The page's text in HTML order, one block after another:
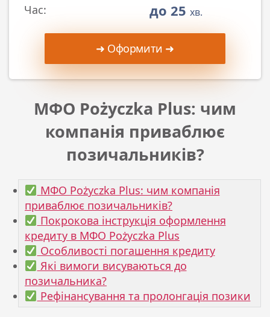
Час: до 25 хв.
➜ Оформити ➜
МФО Pożyczka Plus: чим
компанія приваблює
позичальників?
МФО Pożyczka Plus: чим компанія
приваблює позичальників?
Покрокова інструкція оформлення
кредиту в МФО Pożyczka Plus
Особливості погашення кредиту
Які вимоги висуваються до
позичальника?
Рефінансування та пролонгація позики